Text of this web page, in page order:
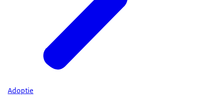
Adoptie